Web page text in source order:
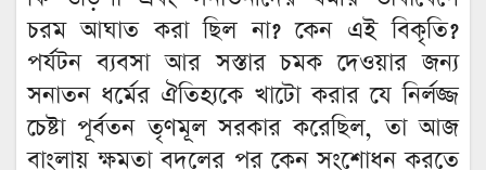
চরম আঘাত করা ছিল না? কেন এই বিকৃতি?
পর্যটন ব্যবসা আর সস্তার চমক দেওয়ার জন্য
সনাতন ধর্মের ঐতিহ্যকে খাটো করার যে নির্লজ্জ
চেষ্টা পূর্বতন তৃণমূল সরকার করেছিল, তা আজ
বাংলায় ক্ষমতা বদলের পর কেন সংশোধন করতে